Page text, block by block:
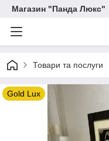
Магазин "Панда Люкс"
Товари та послуги
Gold Lux